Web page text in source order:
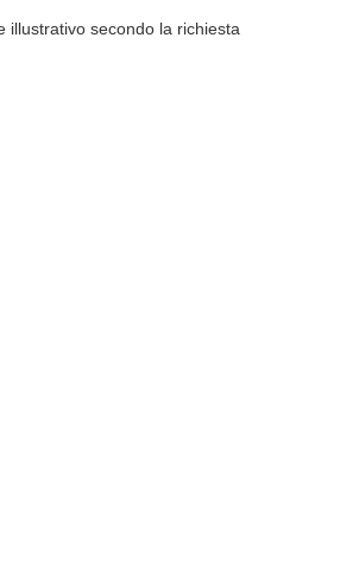
illustrativo secondo la richiesta